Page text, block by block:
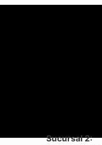
Sucursal 2: